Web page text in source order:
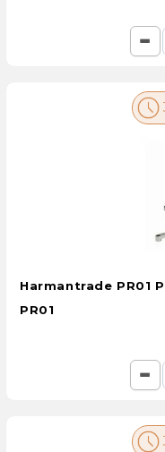
Harmantrade PR01
PR01